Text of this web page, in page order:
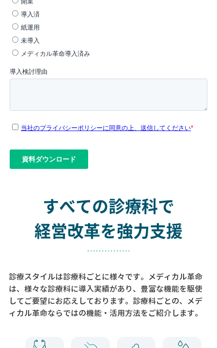
すべての診療科で
経営改革を強力支援
診療スタイルは診療科ごとに様々です。メディカル革命
は、様々な診療科に導入実績があり、 豊富な機能を駆使
してご要望にお応えしております。 診療科ごとの、メデ
ィカル革命ならではの機能・活用方法をご紹介します。